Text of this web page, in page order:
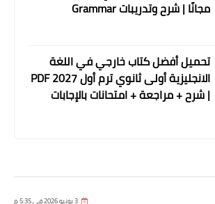
مجانًا | شرح وتدريبات Grammar
تحميل أفضل كتاب خارجي في اللغة
الانجليزية أولى ثانوي ترم أول 2027 PDF
| شرح + مراجعة + امتحانات بالإجابات
3 يونيو 2026 في 5:35 م